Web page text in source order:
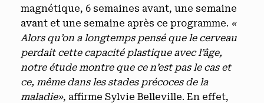
magnétique, 6 semaines avant, une semaine
avant et une semaine après ce programme. «
Alors qu’on a longtemps pensé que le cerveau
perdait cette capacité plastique avec l’âge,
notre étude montre que ce n’est pas le cas et
ce, même dans les stades précoces de la
maladie», affirme Sylvie Belleville. En effet,